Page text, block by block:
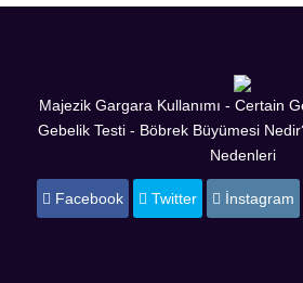
Majezik Gargara Kullanımı - Certain
Gebelik Testi- Böbrek Büyümesi
Nedenleri
Facebook Twitter İnstagram